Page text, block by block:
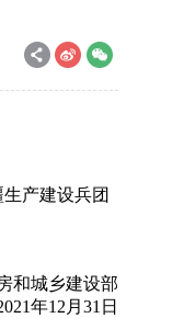
产建设兵团
和城乡建设部
年12月31日